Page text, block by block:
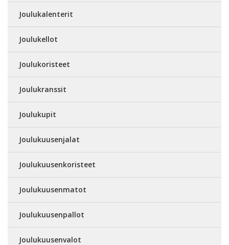
Joulukalenterit
Joulukellot
Joulukoristeet
Joulukranssit
Joulukupit
Joulukuusenjalat
Joulukuusenkoristeet
Joulukuusenmatot
Joulukuusenpallot
Joulukuusenvalot